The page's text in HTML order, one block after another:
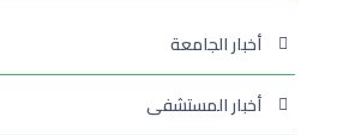
أخبار الجامعة
أخبار المستشفى